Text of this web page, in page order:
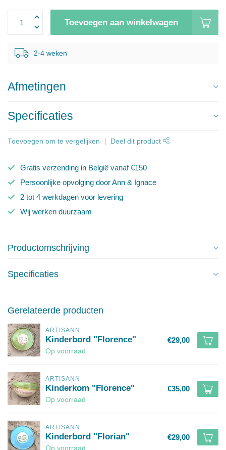
Toevoegen aan winkelwagen
2-4 weken
Afmetingen
Specificaties
Toevoegen om te vergelijken Deel dit product
Gratis verzending in België vanaf €150
Persoonlijke opvolging door Ann & Ignace
2 tot 4 werkdagen voor levering
Wij werken duurzaam
Productomschrijving
Specificaties
Gerelateerde producten
ARTISANN
Kinderbord "Florence"
Op voorraad
€29,00
ARTISANN
Kinderkom "Florence"
Op voorraad
€35,00
ARTISANN
Kinderbord "Florian"
Op voorraad
€29,00